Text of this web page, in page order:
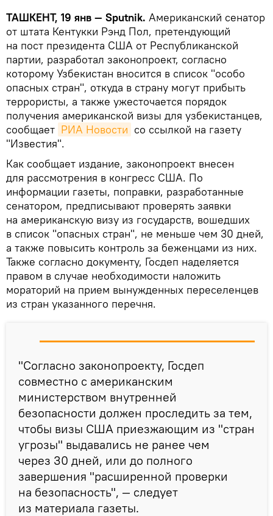
ТАШКЕНТ, 19 янв — Sputnik. Американский сенатор
от штата Кентукки Рэнд Пол, претендующий
на пост президента США от Республиканской
партии, разработал законопроект, согласно
которому Узбекистан вносится в список "особо
опасных стран", откуда в страну могут прибыть
террористы, а также ужесточается порядок
получения американской визы для узбекистанцев,
сообщает РИА Новости со ссылкой на газету
"Известия".
Как сообщает издание, законопроект внесен
для рассмотрения в конгресс США. По
информации газеты, поправки, разработанные
сенатором, предписывают проверять заявки
на американскую визу из государств, вошедших
в список "опасных стран", не меньше чем 30 дней,
а также повысить контроль за беженцами из них.
Также согласно документу, Госдеп наделяется
правом в случае необходимости наложить
мораторий на прием вынужденных переселенцев
из стран указанного перечня.
"Согласно законопроекту, Госдеп
совместно с американским
министерством внутренней
безопасности должен проследить за тем,
чтобы визы США приезжающим из "стран
угрозы" выдавались не ранее чем
через 30 дней, или до полного
завершения "расширенной проверки
на безопасность", — следует
из материала газеты.